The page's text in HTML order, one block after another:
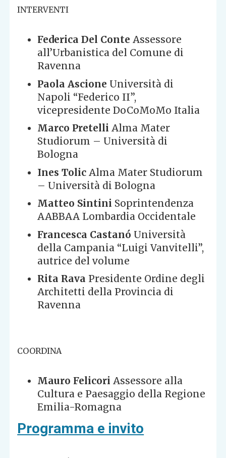
INTERVENTI
Federica Del Conte Assessore
all’Urbanistica del Comune di
Ravenna
Paola Ascione Università di
Napoli “Federico II”,
vicepresidente DoCoMoMo Italia
Marco Pretelli Alma Mater
Studiorum – Università di
Bologna
Ines Tolic Alma Mater Studiorum
– Università di Bologna
Matteo Sintini Soprintendenza
AABBAA Lombardia Occidentale
Francesca Castanó Università
della Campania “Luigi Vanvitelli”,
autrice del volume
Rita Rava Presidente Ordine degli
Architetti della Provincia di
Ravenna
COORDINA
Mauro Felicori Assessore alla
Cultura e Paesaggio della Regione
Emilia-Romagna
Programma e invito